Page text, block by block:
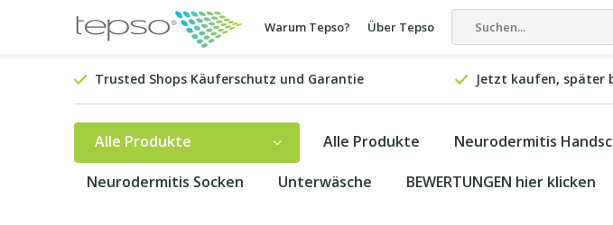
Warum Tepso? Über Tepso
Trusted Shops Käuferschutz und Garantie Jetzt kaufen, später
Alle Produkte Alle Produkte Neurodermitis
Neurodermitis Socken Unterwäsche BEWERTUNGEN hier klicken